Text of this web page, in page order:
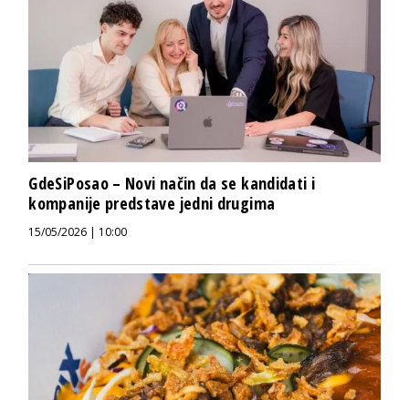
GdeSiPosao – Novi način da se kandidati i
kompanije predstave jedni drugima
15/05/2026 | 10:00